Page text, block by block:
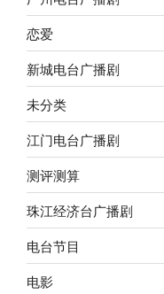
恋爱
新城电台广播剧
未分类
江门电台广播剧
测评测算
珠江经济台广播剧
电台节目
电影